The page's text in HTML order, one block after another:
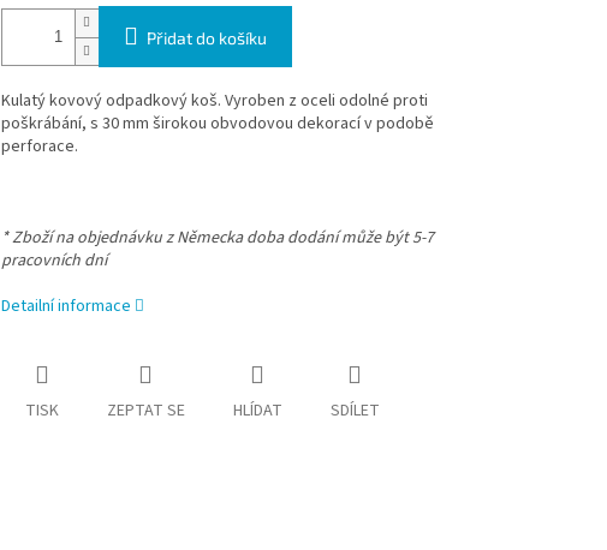
Přidat do košíku
Kulatý kovový odpadkový koš. Vyroben z oceli odolné proti
poškrábání, s 30 mm širokou obvodovou dekorací v podobě
perforace.
* Zboží na objednávku z Německa doba dodání může být 5-7
pracovních dní
Detailní informace
TISK ZEPTAT SE HLÍDAT SDÍLET